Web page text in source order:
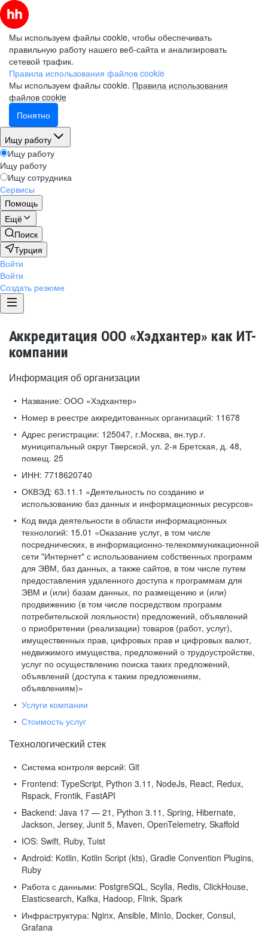
Мы используем файлы cookie, чтобы обеспечивать
правильную работу нашего веб-сайта и анализировать
сетевой трафик.
Правила использования файлов cookie
Мы используем файлы cookie. Правила использования
файлов cookie
Понятно
Ищу работу
Ищу работу
Ищу работу
Ищу сотрудника
Сервисы
Помощь
Ещё
Поиск
Турция
Войти
Войти
Создать резюме
Аккредитация ООО «Хэдхантер» как ИТ-
компании
Информация об организации
Название: ООО «Хэдхантер»
Номер в реестре аккредитованных организаций: 11678
Адрес регистрации: 125047, г.Москва, вн.тур.г.
муниципальный округ Тверской, ул. 2-я Бретская, д. 48,
помещ. 25
ИНН: 7718620740
ОКВЭД: 63.11.1 «Деятельность по созданию и
использованию баз данных и информационных ресурсов»
Код вида деятельности в области информационных
технологий: 15.01 «Оказание услуг, в том числе
посреднических, в информационно-телекоммуникационной
сети "Интернет" с использованием собственных программ
для ЭВМ, баз данных, а также сайтов, в том числе путем
предоставления удаленного доступа к программам для
ЭВМ и (или) базам данных, по размещению и (или)
продвижению (в том числе посредством программ
потребительской лояльности) предложений, объявлений
о приобретении (реализации) товаров (работ, услуг),
имущественных прав, цифровых прав и цифровых валют,
недвижимого имущества, предложений о трудоустройстве,
услуг по осуществлению поиска таких предложений,
объявлений (доступа к таким предложениям,
объявлениям)»
Услуги компании
Стоимость услуг
Технологический стек
Система контроля версий: Git
Frontend: TypeScript, Python 3.11, NodeJs, React, Redux,
Rspack, Frontik, FastAPI
Backend: Java 17 — 21, Python 3.11, Spring, Hibernate,
Jackson, Jersey, Junit 5, Maven, OpenTelemetry, Skaffold
IOS: Swift, Ruby, Tuist
Android: Kotlin, Kotlin Script (kts), Gradle Convention Plugins,
Ruby
Работа с данными: PostgreSQL, Scylla, Redis, ClickHouse,
Elasticsearch, Kafka, Hadoop, Flink, Spark
Инфраструктура: Nginx, Ansible, MinIo, Docker, Consul,
Grafana